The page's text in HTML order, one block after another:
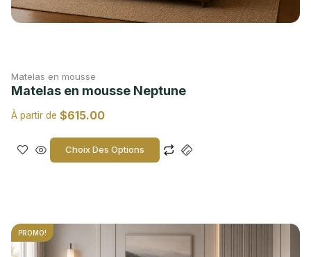
Matelas en mousse
Matelas en mousse Neptune
À partir de $615.00
Choix Des Options
PROMO!